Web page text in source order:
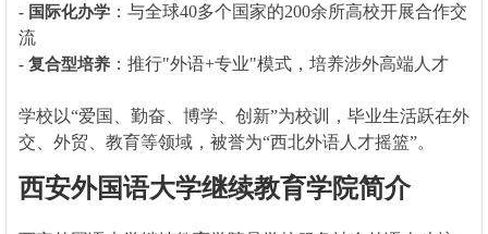
- 国际化办学：与全球40多个国家的200余所高校开展合作交
流
- 复合型培养：推行"外语+专业"模式，培养涉外高端人才
学校以“爱国、勤奋、博学、创新”为校训，毕业生活跃在外
交、外贸、教育等领域，被誉为“西北外语人才摇篮”。
西安外国语大学继续教育学院简介